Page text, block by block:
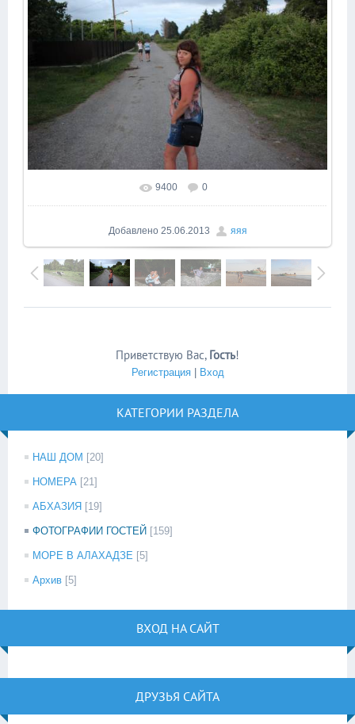
В реальном размере 1600x1066
9400 0
Добавлено 25.06.2013 яяя
Приветствую Вас, Гость!
Регистрация| Вход
КАТЕГОРИИ РАЗДЕЛА
НАШ ДОМ [20]
НОМЕРА [21]
АБХАЗИЯ [19]
ФОТОГРАФИИ ГОСТЕЙ [159]
МОРЕ В АЛАХАДЗЕ [5]
Архив [5]
ВХОД НА САЙТ
ДРУЗЬЯ САЙТА